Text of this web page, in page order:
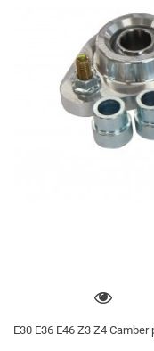
E30 E36 E46 Z3 Z4